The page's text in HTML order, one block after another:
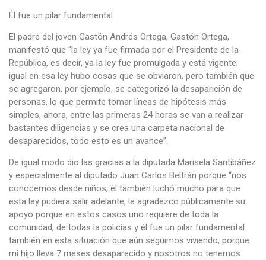
Él fue un pilar fundamental
El padre del joven Gastón Andrés Ortega, Gastón Ortega,
manifestó que “la ley ya fue firmada por el Presidente de la
República, es decir, ya la ley fue promulgada y está vigente;
igual en esa ley hubo cosas que se obviaron, pero también que
se agregaron, por ejemplo, se categorizó la desaparición de
personas, lo que permite tomar líneas de hipótesis más
simples, ahora, entre las primeras 24 horas se van a realizar
bastantes diligencias y se crea una carpeta nacional de
desaparecidos, todo esto es un avance”.
De igual modo dio las gracias a la diputada Marisela Santibáñez
y especialmente al diputado Juan Carlos Beltrán porque “nos
conocemos desde niños, él también luchó mucho para que
esta ley pudiera salir adelante, le agradezco públicamente su
apoyo porque en estos casos uno requiere de toda la
comunidad, de todas la policías y él fue un pilar fundamental
también en esta situación que aún seguimos viviendo, porque
mi hijo lleva 7 meses desaparecido y nosotros no tenemos